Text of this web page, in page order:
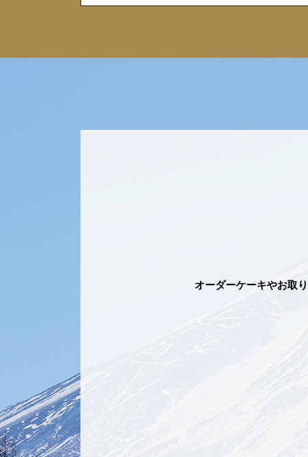
オーダーケーキやお取